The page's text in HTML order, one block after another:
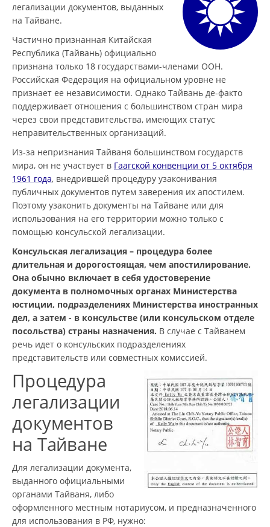
легализации документов, выданных
на Тайване.
Частично признанная Китайская
Республика (Тайвань) официально
признана только 18 государствами-членами ООН.
Российская Федерация на официальном уровне не
признает ее независимости. Однако Тайвань де-факто
поддерживает отношения с большинством стран мира
через свои представительства, имеющих статус
неправительственных организаций.
Из-за непризнания Тайваня большинством государств
мира, он не участвует в Гаагской конвенции от 5 октября
1961 года, внедрившей процедуру узаконивания
публичных документов путем заверения их апостилем.
Поэтому узаконить документы на Тайване или для
использования на его территории можно только с
помощью консульской легализации.
Консульская легализация – процедура более
длительная и дорогостоящая, чем апостилирование.
Она обычно включает в себя удостоверение
документа в полномочных органах Министерства
юстиции, подразделениях Министерства иностранных
дел, а затем - в консульстве (или консульском отделе
посольства) страны назначения. В случае с Тайванем
речь идет о консульских подразделениях
представительств или совместных комиссией.
Процедура
легализации
документов
на Тайване
Для легализации документа,
выданного официальными
органами Тайваня, либо
оформленного местным нотариусом, и предназначенного
для использования в РФ, нужно: